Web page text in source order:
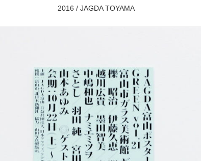
2016 / JAGDA TOYAMA